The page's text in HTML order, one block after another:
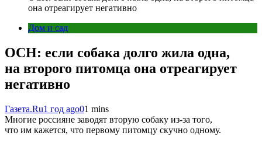
она отреагирует негативно
Дом и сад
ОСН: если собака долго жила одна,
на второго питомца она отреагирует
негативно
Газета.Ru1 год ago01 mins
Многие россияне заводят вторую собаку из-за того,
что им кажется, что первому питомцу скучно одному.